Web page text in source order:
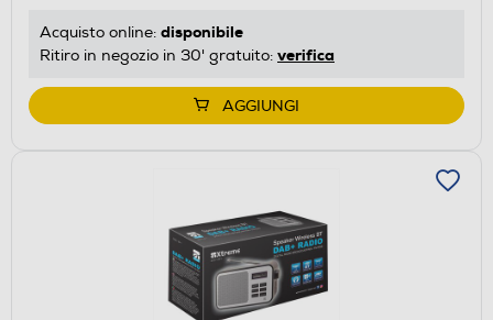
Acquisto online: disponibile
Ritiro in negozio in 30' gratuito: verifica
AGGIUNGI